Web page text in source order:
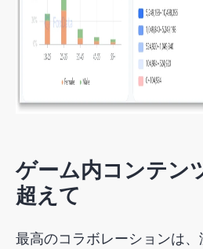
ゲーム内コンテン
超えて
最高のコラボレーションは、